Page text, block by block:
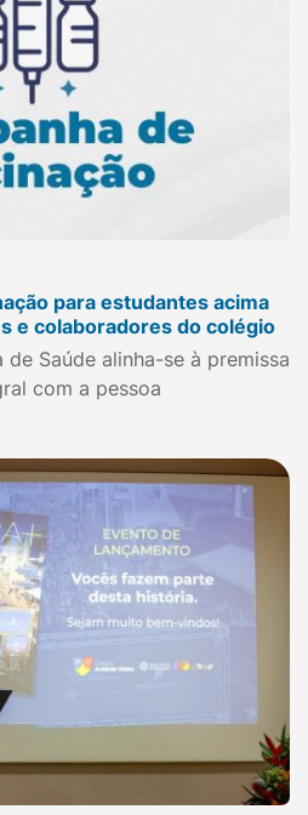
para estudantes acima
e colaboradores do colégio
Saúde alinha-se à premissa
com a pessoa